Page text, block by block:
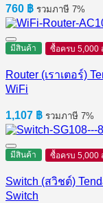
760 ฿ รวมภาษี 7%
มีสินค้า ซื้อครบ 5,000
Router (เราเตอร์)
WiFi
1,107 ฿ รวมภาษี 7%
มีสินค้า ซื้อครบ 5,000
Switch (สวิชต์)
Switch